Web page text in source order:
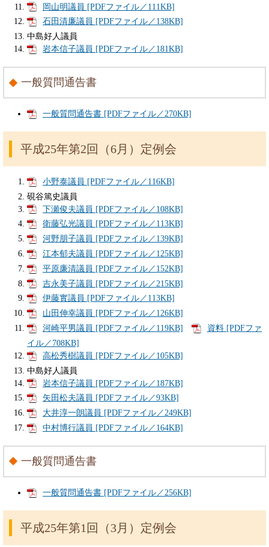
岡山明議員 [PDFファイル／111KB]
石田清廉議員 [PDFファイル／138KB]
中島好人議員
岩本信子議員 [PDFファイル／181KB]
一般質問通告書
一般質問通告書 [PDFファイル／270KB]
平成25年第2回（6月）定例会
小野泰議員 [PDFファイル／116KB]
硯谷篤史議員
下瀬俊夫議員 [PDFファイル／108KB]
衛藤弘光議員 [PDFファイル／113KB]
河野朋子議員 [PDFファイル／139KB]
江本郁夫議員 [PDFファイル／125KB]
平原廉清議員 [PDFファイル／152KB]
吉永美子議員 [PDFファイル／215KB]
伊藤實議員 [PDFファイル／113KB]
山田伸幸議員 [PDFファイル／126KB]
河崎平男議員 [PDFファイル／119KB]
資料 [PDFファ
イル／708KB]
高松秀樹議員 [PDFファイル／105KB]
中島好人議員
岩本信子議員 [PDFファイル／187KB]
矢田松夫議員 [PDFファイル／93KB]
大井淳一朗議員 [PDFファイル／249KB]
中村博行議員 [PDFファイル／164KB]
一般質問通告書
一般質問通告書 [PDFファイル／256KB]
平成25年第1回（3月）定例会